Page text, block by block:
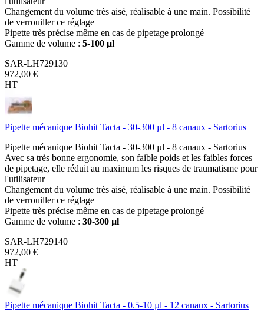
Changement du volume très aisé, réalisable à une main. Possibilité
de verrouiller ce réglage
Pipette très précise même en cas de pipetage prolongé
Gamme de volume : 5-100 µl
SAR-LH729130
972,00 €
HT
Pipette mécanique Biohit Tacta - 30-300 µl - 8 canaux - Sartorius
Pipette mécanique Biohit Tacta - 30-300 µl - 8 canaux - Sartorius
Avec sa très bonne ergonomie, son faible poids et les faibles forces
de pipetage, elle réduit au maximum les risques de traumatisme pour
l'utilisateur
Changement du volume très aisé, réalisable à une main. Possibilité
de verrouiller ce réglage
Pipette très précise même en cas de pipetage prolongé
Gamme de volume : 30-300 µl
SAR-LH729140
972,00 €
HT
Pipette mécanique Biohit Tacta - 0.5-10 µl - 12 canaux - Sartorius